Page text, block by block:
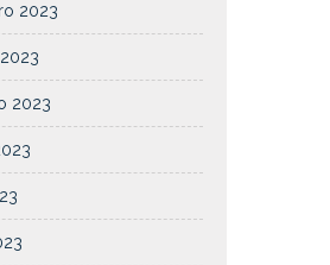
2023
2023